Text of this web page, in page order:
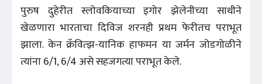
पुरुष दुहेरीत स्लोवकियाच्या इगोर झेलेनीच्या साथीने
खेळणारा भारताचा दिविज शरनही प्रथम फेरीतच पराभूत
झाला. केन क्रॅवित्झ-यानिक हाफमन या जर्मन जोडगोळीने
त्यांना 6/1, 6/4 असे सहजगत्या पराभूत केले.